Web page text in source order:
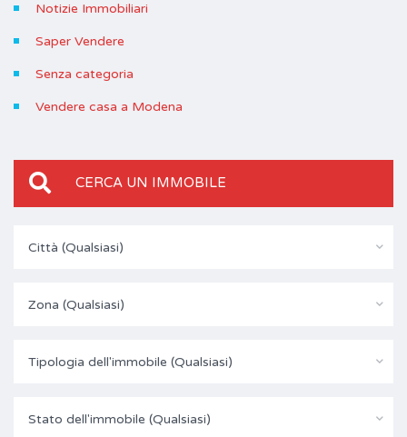
Notizie Immobiliari
Saper Vendere
Senza categoria
Vendere casa a Modena
CERCA UN IMMOBILE
Città (Qualsiasi)
Zona (Qualsiasi)
Tipologia dell'immobile (Qualsiasi)
Stato dell'immobile (Qualsiasi)